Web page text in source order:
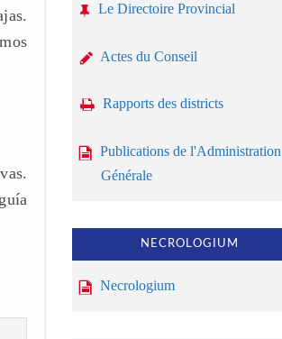
Le Directoire Provincial
Actes du Conseil
Rapports des districts
Publications de l'Administration
Générale
NECROLOGIUM
Necrologium